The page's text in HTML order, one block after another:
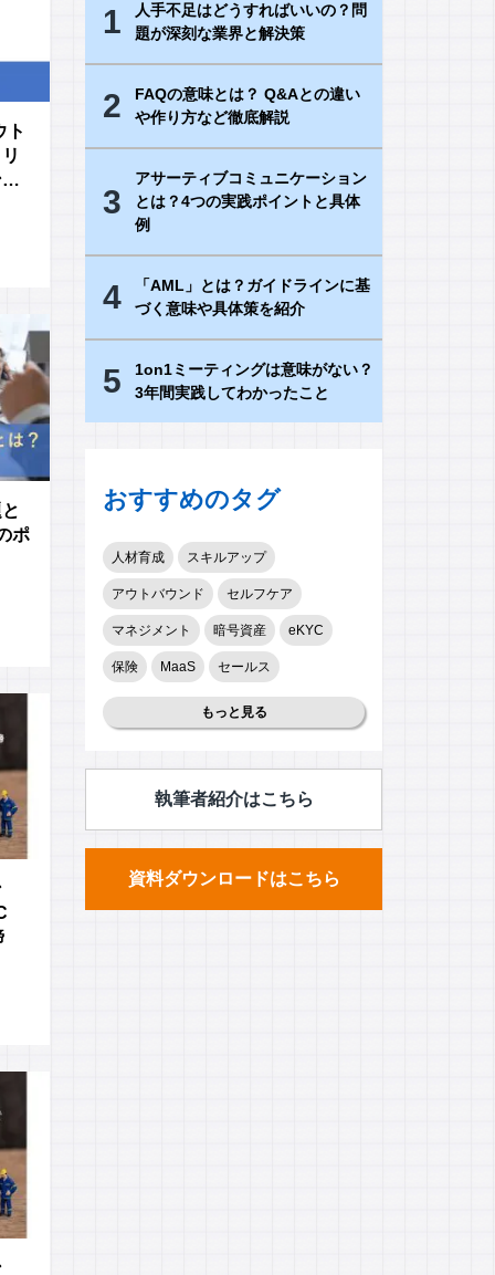
ト
ポ
1
人手不足はどうすればいいの？問
題が深刻な業界と解決策
2
FAQの意味とは？ Q&Aとの違い
や作り方など徹底解説
3
アサーティブコミュニケーション
とは？4つの実践ポイントと具体
例
4
「AML」とは？ガイドラインに基
づく意味や具体策を紹介
5
1on1ミーティングは意味がない？
3年間実践してわかったこと
おすすめのタグ
人材育成 スキルアップ
アウトバウンド セルフケア
マネジメント 暗号資産 eKYC
保険 MaaS セールス
もっと見る
執筆者紹介はこちら
資料ダウンロードはこちら